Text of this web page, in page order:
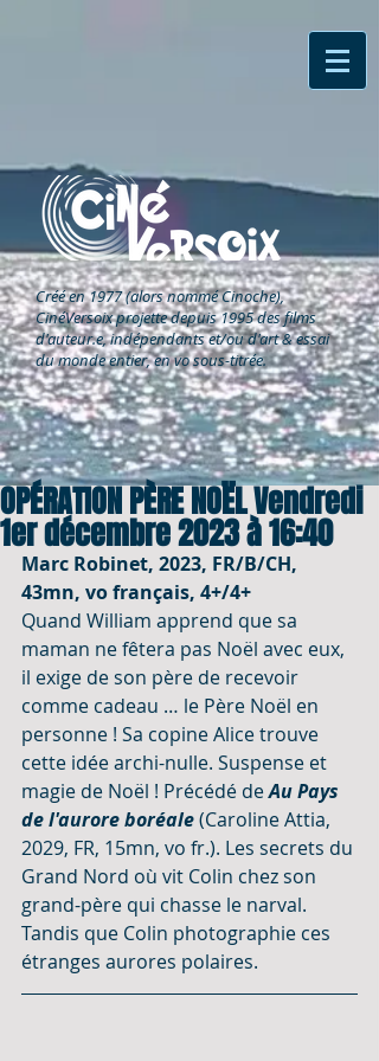
Créé en 1977 (alors nommé Cinoche),
CinéVersoixprojette depuis 1995 des films
d'auteur.e, indépendants et/ou d'art & essai
du monde entier, en vo sous-titrée.
OPÉRATION PÈRE NOËL Vendredi
1er décembre 2023 à 16:40
Marc Robinet, 2023, FR/B/CH,
43mn, vo français, 4+/4+
Quand William apprend que sa
maman ne fêtera pas Noël avec eux,
il exige de son père de recevoir
comme cadeau … le Père Noël en
personne ! Sa copine Alice trouve
cette idée archi-nulle. Suspense et
magie de Noël ! Précédé de Au Pays
de l'aurore boréale (Caroline Attia,
2029, FR, 15mn, vo fr.). Les secrets du
Grand Nord où vit Colin chez son
grand-père qui chasse le narval.
Tandis que Colin photographie ces
étranges aurores polaires.